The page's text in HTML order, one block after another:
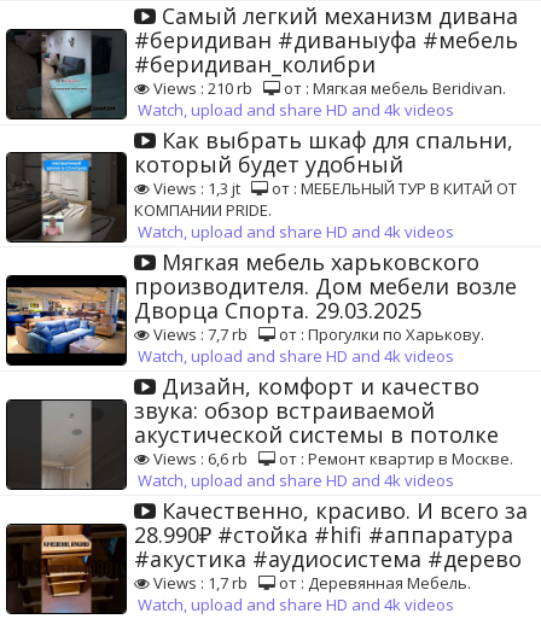
Самый легкий механизм дивана
#беридиван #диваныуфа #мебель
#беридиван_колибри
Views : 210 rb
от : Мягкая мебель Beridivan.
Watch, upload and share HD and 4k videos
Как выбрать шкаф для спальни,
который будет удобный
Views : 1,3 jt
от : МЕБЕЛЬНЫЙ ТУР В КИТАЙ ОТ
КОМПАНИИ PRIDE.
Watch, upload and share HD and 4k videos
Мягкая мебель харьковского
производителя. Дом мебели возле
Дворца Спорта. 29.03.2025
Views : 7,7 rb
от : Прогулки по Харькову.
Watch, upload and share HD and 4k videos
Дизайн, комфорт и качество
звука: обзор встраиваемой
акустической системы в потолке
Views : 6,6 rb
от : Ремонт квартир в Москве.
Watch, upload and share HD and 4k videos
Качественно, красиво. И всего за
28.990₽ #стойка #hifi #аппаратура
#акустика #аудиосистема #дерево
Views : 1,7 rb
от : Деревянная Мебель.
Watch, upload and share HD and 4k videos